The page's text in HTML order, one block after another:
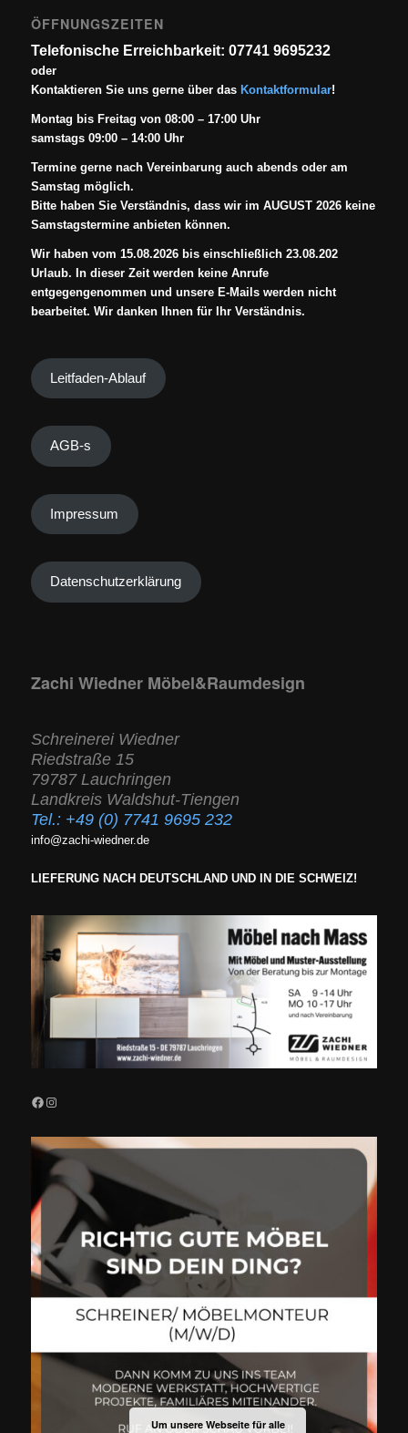
ÖFFNUNGSZEITEN
Telefonische Erreichbarkeit: 07741 9695232
oder
Kontaktieren Sie uns gerne über das Kontaktformular!
Montag bis Freitag von 08:00 – 17:00 Uhr
samstags 09:00 – 14:00 Uhr
Termine gerne nach Vereinbarung auch abends oder am
Samstag möglich.
Bitte haben Sie Verständnis, dass wir im AUGUST 2026 keine
Samstagstermine anbieten können.
Wir haben vom 15.08.2026 bis einschließlich 23.08.202
Urlaub. In dieser Zeit werden keine Anrufe
entgegengenommen und unsere E-Mails werden nicht
bearbeitet. Wir danken Ihnen für Ihr Verständnis.
Leitfaden-Ablauf
AGB-s
Impressum
Datenschutzerklärung
Zachi Wiedner Möbel&Raumdesign
Schreinerei Wiedner
Riedstraße 15
79787 Lauchringen
Landkreis Waldshut-Tiengen
Tel.: +49 (0) 7741 9695 232
info@zachi-wiedner.de
LIEFERUNG NACH DEUTSCHLAND UND IN DIE SCHWEIZ!
Facebook
Instagram
Um unsere Webseite für alle